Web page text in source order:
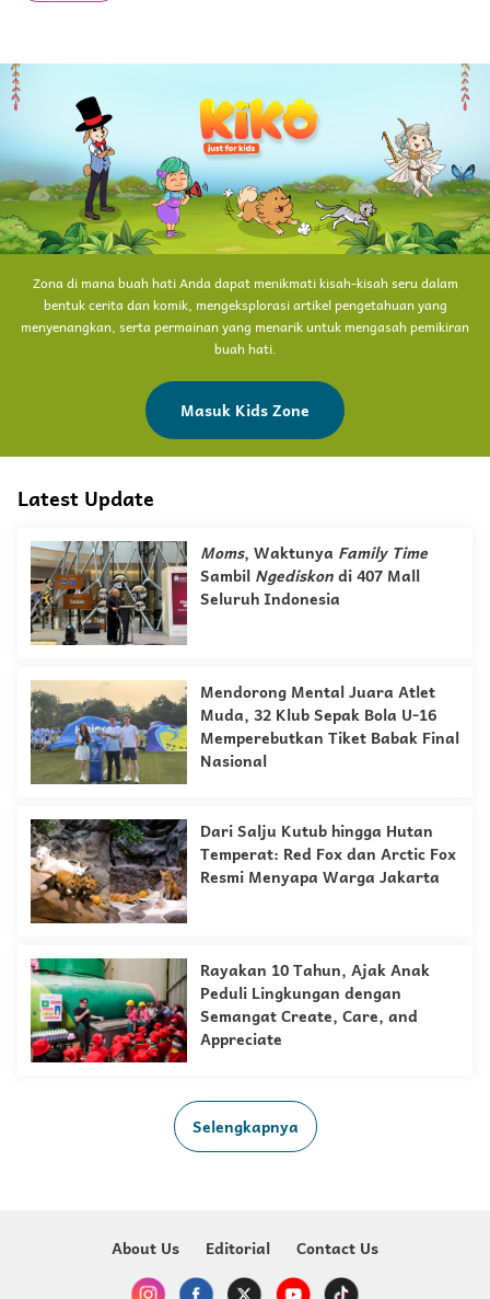
Zona di mana buah hati Anda dapat menikmati kisah-kisah seru dalam
bentuk cerita dan komik, mengeksplorasi artikel pengetahuan yang
menyenangkan, serta permainan yang menarik untuk mengasah pemikiran
buah hati.
Masuk Kids Zone
Latest Update
Moms, Waktunya Family Time
Sambil Ngediskondi 407 Mall
Seluruh Indonesia
Mendorong Mental Juara Atlet
Muda, 32 Klub Sepak Bola U-16
Memperebutkan Tiket Babak Final
Nasional
Dari Salju Kutub hingga Hutan
Temperat: Red Fox dan Arctic Fox
Resmi Menyapa Warga Jakarta
Rayakan 10 Tahun, Ajak Anak
Peduli Lingkungan dengan
Semangat Create, Care, and
Appreciate
Selengkapnya
About Us Editorial Contact Us